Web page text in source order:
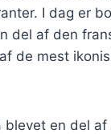
I dag er
del af den
de mest
blevet en del af